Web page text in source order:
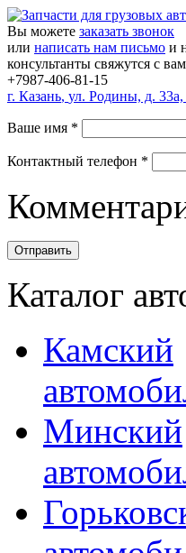
Вы можете заказать звонок
или написать нам письмо и
консультанты свяжутся с
+7987-406-81-15
г. Казань, ул. Родины, д. 33а,
Ваше имя *
Контактный телефон *
Каталог
Камский
Минский